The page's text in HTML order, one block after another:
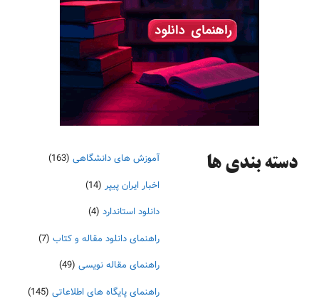
دسته‌ بندی ها آموزش های دانشگاهی (163)
اخبار ایران پیپر (14)
دانلود استاندارد (4)
راهنمای دانلود مقاله و کتاب (7)
راهنمای مقاله نویسی (49)
راهنمای پایگاه های اطلاعاتی (145)